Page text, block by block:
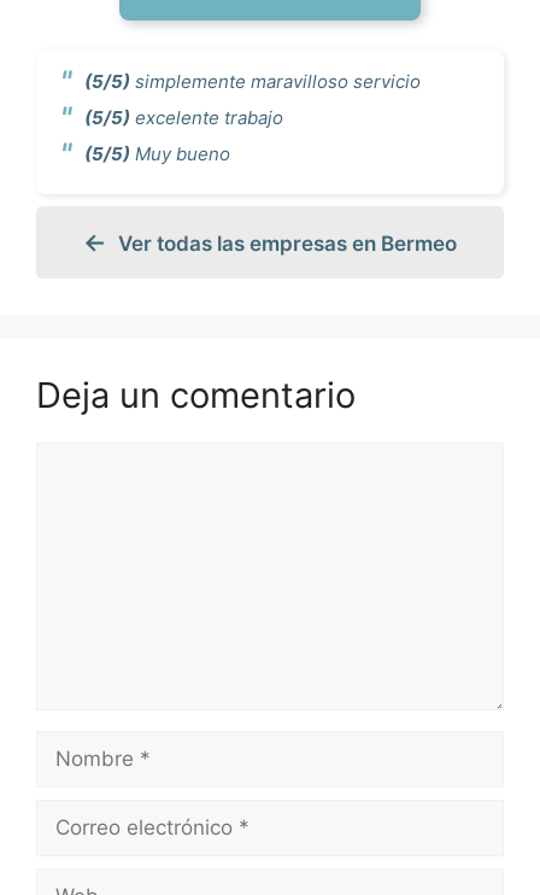
(5/5) simplemente maravilloso servicio
(5/5) excelente trabajo
(5/5) Muy bueno
Ver todas las empresas en Bermeo
Deja un comentario
Nombre
Correo
Web